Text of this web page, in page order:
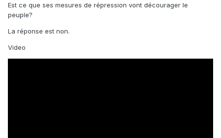
Est ce que ses mesures de répression vont décourager le
peuple?
La réponse est non.
Video